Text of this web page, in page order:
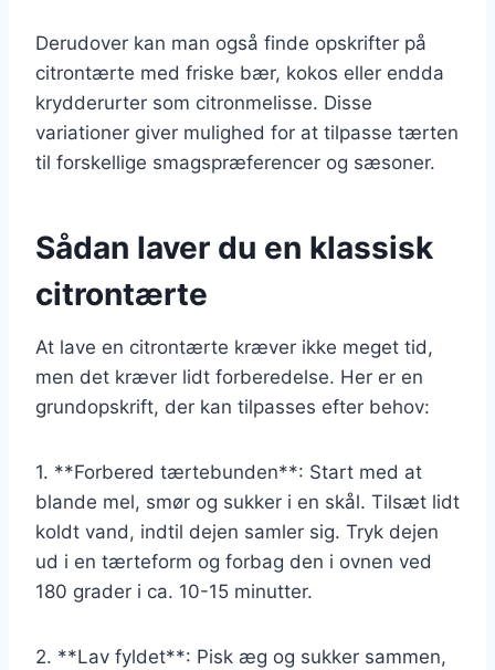
Derudover kan man også finde opskrifter på
citrontærte med friske bær, kokos eller endda
krydderurter som citronmelisse. Disse
variationer giver mulighed for at tilpasse tærten
til forskellige smagspræferencer og sæsoner.
Sådan laver du en klassisk
citrontærte
At lave en citrontærte kræver ikke meget tid,
men det kræver lidt forberedelse. Her er en
grundopskrift, der kan tilpasses efter behov:
1. **Forbered tærtebunden**: Start med at
blande mel, smør og sukker i en skål. Tilsæt lidt
koldt vand, indtil dejen samler sig. Tryk dejen
ud i en tærteform og forbag den i ovnen ved
180 grader i ca. 10-15 minutter.
2. **Lav fyldet**: Pisk æg og sukker sammen,